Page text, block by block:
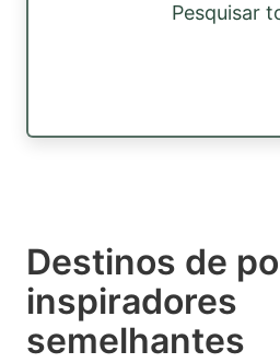
Pesquisar
Destinos de
inspiradores
semelhantes